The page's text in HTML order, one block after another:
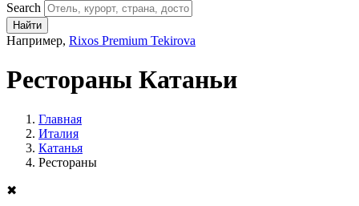
Search
Найти
Например, Rixos Premium Tekirova
Рестораны Катаньи
Главная
Италия
Катанья
Рестораны
✖